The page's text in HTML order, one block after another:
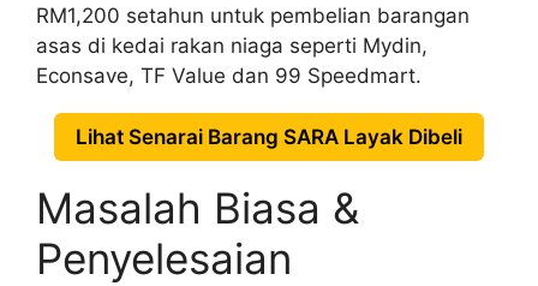
RM1,200 setahun untuk pembelian barangan
asas di kedai rakan niaga seperti Mydin,
Econsave, TF Value dan 99 Speedmart.
Lihat Senarai Barang SARA Layak Dibeli
Masalah Biasa &
Penyelesaian